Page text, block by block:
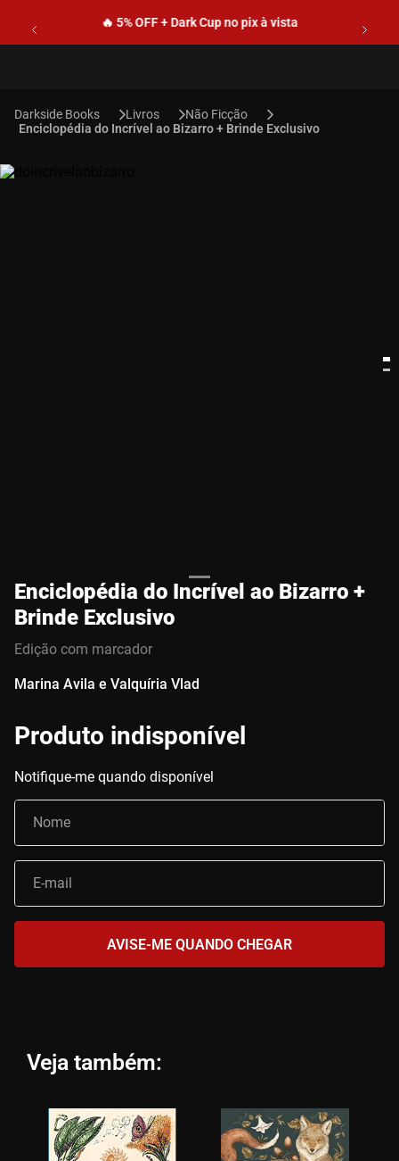
🔥 5% OFF + Dark Cup no pix à vista
Livros
Não Ficção
Enciclopédia do Incrível ao Bizarro + Brinde Exclusivo
Enciclopédia do Incrível ao Bizarro +
Brinde Exclusivo
Edição com marcador
Marina Avila e Valquíria Vlad
Veja também: